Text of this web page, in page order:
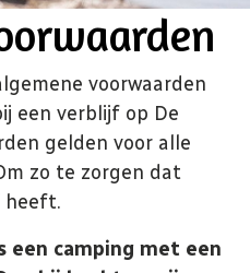
voorwaarden
een verblijf op De
gelden voor alle
zo te zorgen dat
heeft.
een camping met een